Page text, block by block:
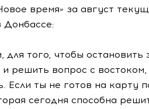
время» за август
для того, чтобы остановить
и решить вопрос с
Если ты не готов на карту
сегодня способна